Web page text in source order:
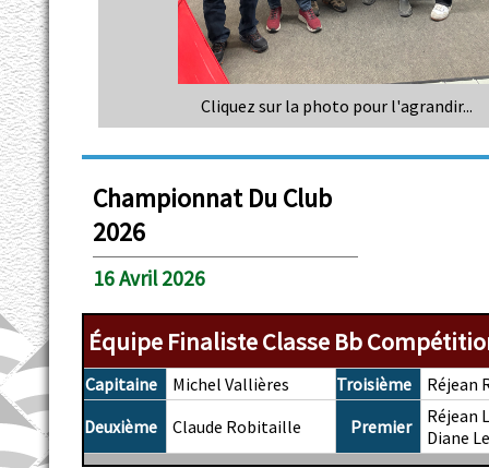
Cliquez sur la photo pour l'agrandir...
Championnat Du Club
2026
16 Avril 2026
Équipe Finaliste Classe Bb
Capitaine Michel Vallières Troisième
Réjean
Deuxième
Claude Robitaille Premier
Réjean
Diane